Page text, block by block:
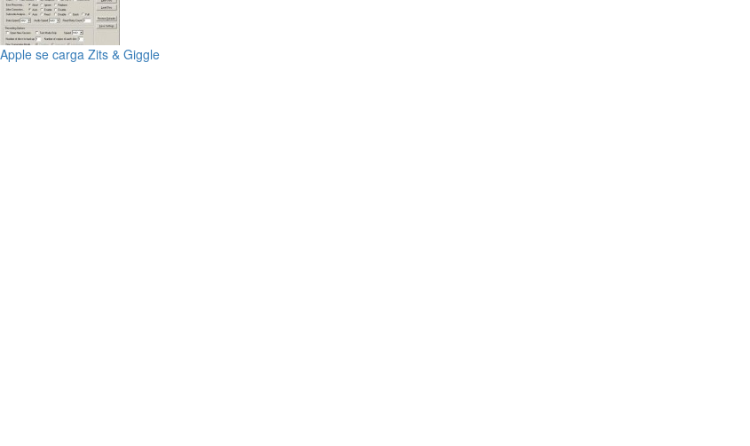
Apple se carga Zits & Giggle